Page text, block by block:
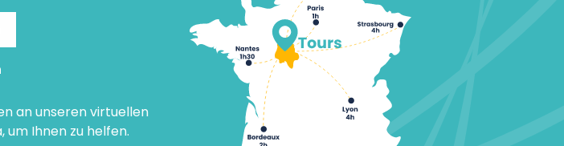
an unseren virtuellen
um Ihnen zu helfen.